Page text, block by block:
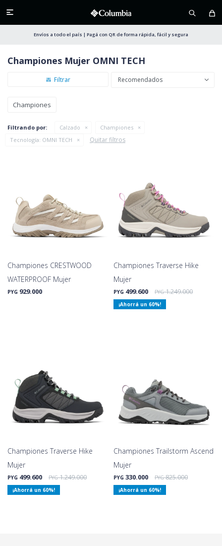

Envíos a todo el país | Pagá con QR de forma rápida, fácil y segura
Championes Mujer OMNI TECH
Recomendados
Championes
Filtrando por: Calzado
Championes
Tecnología: OMNI TECH Quitar filtros
Championes CRESTWOOD
WATERPROOF Mujer
PYG 929.000
Championes Traverse Hike
Mujer
PYG 499.600 PYG 1.249.000
60
Championes Traverse Hike
Mujer
PYG 499.600 PYG 1.249.000
60
Championes Trailstorm Ascend
Mujer
PYG 330.000 PYG 825.000
60